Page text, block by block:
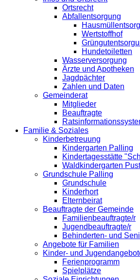
Ortsrecht
Abfallentsorgung
Wertstoffhof
Hundetoiletten
Wasserversorgung
Ärzte und Apotheken
Jagdpächter
Zahlen und Daten
Gemeinderat
Mitglieder
Beauftragte
Familie & Soziales
Kinderbetreuung
Kindergarten Palling
Kindertagesstätte
Waldkindergarten
Grundschule Palling
Grundschule
Kinderhort
Elternbeirat
Beauftragte der Gemeinde
Familienbeauftragte/r
Jugendbeauftragte/r
Behinderten- und
Angebote für Familien
Kinder- und
Ferienprogramm
Spielplätze